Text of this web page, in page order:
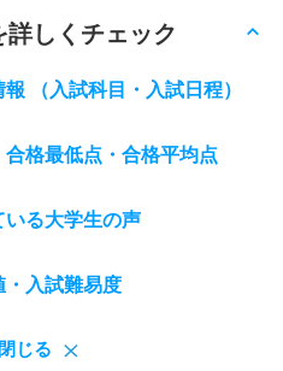
詳しくチェック
（入試科目・入試日程）
格最低点・合格平均点
いる大学生の声
・入試難易度
閉じる